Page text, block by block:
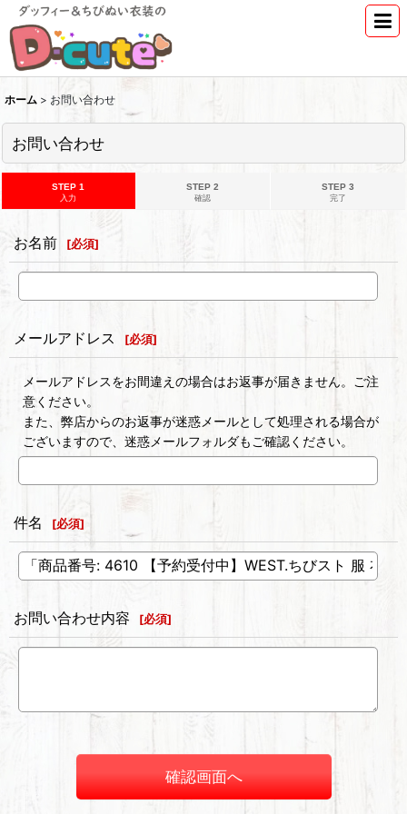
ホーム > お問い合わせ
お問い合わせ
STEP 1
入力
STEP 2
確認
STEP 3
完了
お名前 [必須]
メールアドレス [必須]
メールアドレスをお間違えの場合はお返事が届きません。ご注
意ください。
また、弊店からのお返事が迷惑メールとして処理される場合が
ございますので、迷惑メールフォルダもご確認ください。
件名 [必須]
お問い合わせ内容 [必須]
確認画面へ